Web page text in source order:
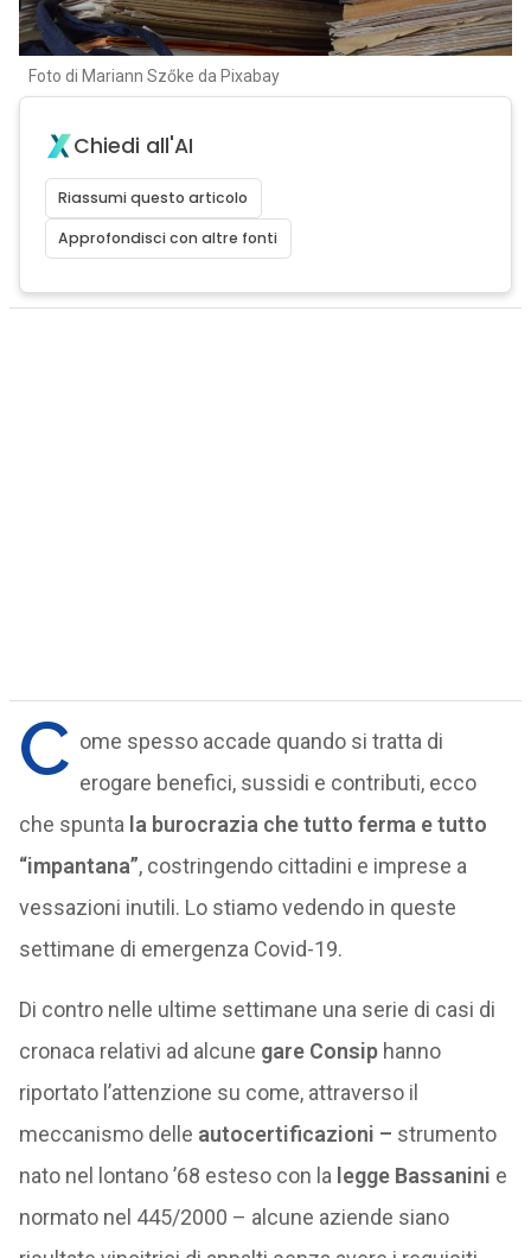
Foto di Mariann Szőke da Pixabay
Chiedi all'AI
Riassumi questo articolo
Approfondisci con altre fonti
C ome spesso accade quando si tratta di
erogare benefici, sussidi e contributi, ecco
che spunta la burocrazia che tutto ferma e tutto
“impantana”, costringendo cittadini e imprese a
vessazioni inutili. Lo stiamo vedendo in queste
settimane di emergenza Covid-19.
Di contro nelle ultime settimane una serie di casi di
cronaca relativi ad alcune gare Consiphanno
riportato l’attenzione su come, attraverso il
meccanismo delle autocertificazioni – strumento
nato nel lontano ’68 esteso con la legge Bassanini e
normato nel 445/2000 – alcune aziende siano